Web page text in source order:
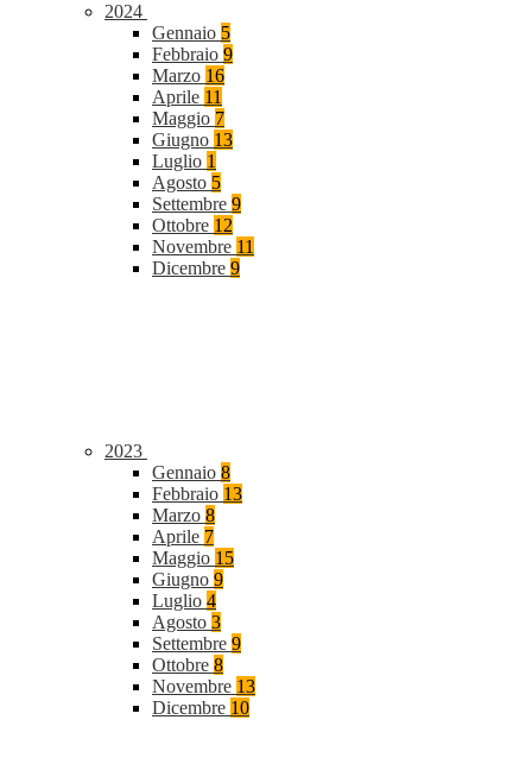
2024
Gennaio 5
Febbraio 9
Marzo 16
Aprile 11
Maggio 7
Giugno 13
Luglio 1
Agosto 5
Settembre 9
Ottobre 12
Novembre 11
Dicembre 9
2023
Gennaio 8
Febbraio 13
Marzo 8
Aprile 7
Maggio 15
Giugno 9
Luglio 4
Agosto 3
Settembre 9
Ottobre 8
Novembre 13
Dicembre 10